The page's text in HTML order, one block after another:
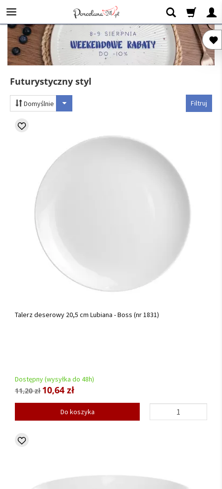
Futurystyczny styl
Filtruj
Domyślnie
Talerz deserowy 20,5 cm Lubiana - Boss (nr 1831)
Dostępny (wysyłka do 48h)
11,20 zł 10,64 zł
Do koszyka